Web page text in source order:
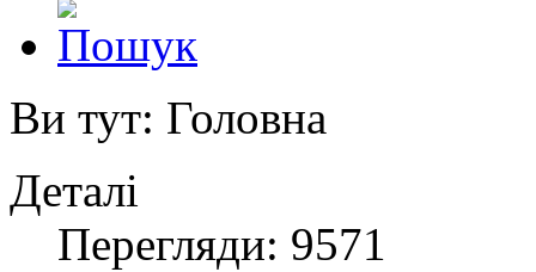
Ви тут: Головна
Деталі
Перегляди: 9571